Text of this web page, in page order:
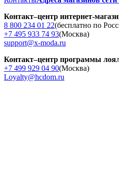
Контакт–центр интернет-
8 800 234 01 22(бесплатно по
+7 495 933 74 93(Москва)
support@x-moda.ru
Контакт–центр программы
+7 499 929 04 90(Москва)
Loyalty@hcdom.ru